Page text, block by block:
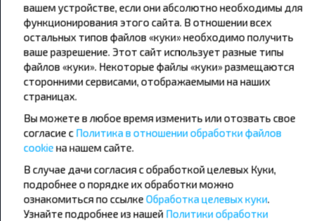
Популярные автобусные
направления
Орша - Могилёв
Минск - Несвиж
Минск - Пинск
Минск - Брест
Минск - Гомель
Минск - Бобруйск
Минск - Барановичи
Брест - Беловежская Пуща
Брест - Минск
Варшава - Минск
Санкт-Петербург - Минск
вашем устройстве, если они абсолютно необходимы для
функционирования этого сайта. В отношении всех
остальных типов файлов «куки» необходимо получить
ваше разрешение. Этот сайт использует разные типы
файлов «куки». Некоторые файлы «куки» размещаются
сторонними сервисами, отображаемыми на наших
страницах.
Вы можете в любое время изменить или отозвать свое
согласие сПолитика в отношении обработки файлов
cookieна нашем сайте.
В случае дачи согласия с обработкой целевых Куки,
подробнее о порядке их обработки можно
ознакомиться по ссылкеОбработка целевых куки.
Узнайте подробнее из нашей Политики обработки